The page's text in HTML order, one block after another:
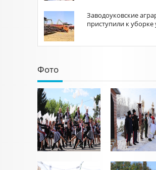
Заводоуковские
приступили к
Фото